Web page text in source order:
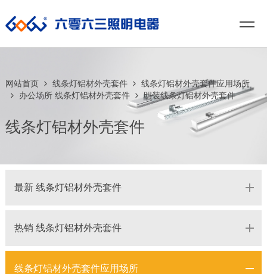
网站首页 线条灯铝材外壳套件
线条灯铝材外壳套件应用场所
办公场所 线条灯铝材外壳套件
明装线条灯铝材外壳套件
线条灯铝材外壳套件
最新 线条灯铝材外壳套件
热销 线条灯铝材外壳套件
线条灯铝材外壳套件应用场所